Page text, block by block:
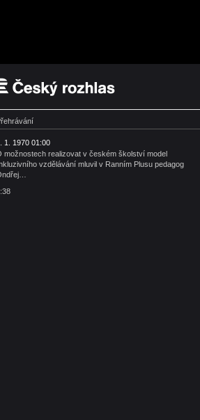
1. 1970 01:00
možnostech realizovat v českém školství model
vzdělávání mluvil v Ranním Plusu pedagog